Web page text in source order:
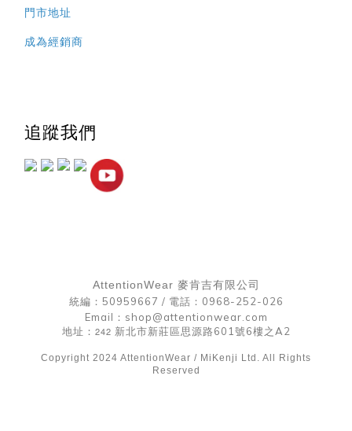
門市地址
成為經銷商
追蹤我們
AttentionWear 麥肯吉有限公司
統編：50959667 / 電話：0968-252-026
Email：shop@attentionwear.com
地址： 242 新北市新莊區思源路601號6樓之A2
Copyright 2024 AttentionWear / MiKenji Ltd. All Rights
Reserved